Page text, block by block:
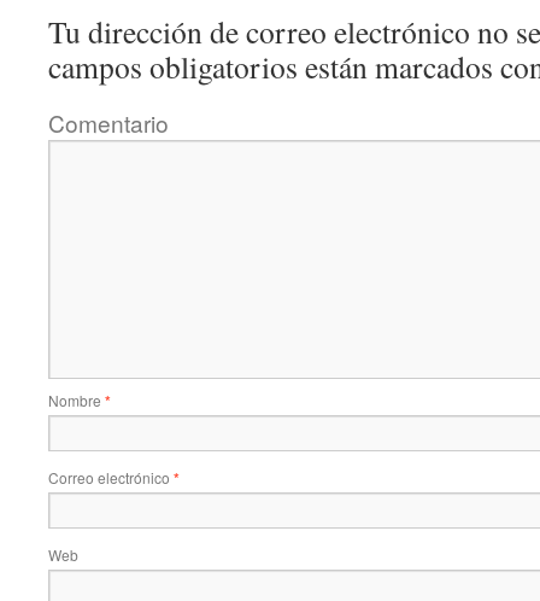
Tu dirección de correo electrónico no
campos obligatorios están marcados
Comentario
Nombre *
Correo electrónico *
Web